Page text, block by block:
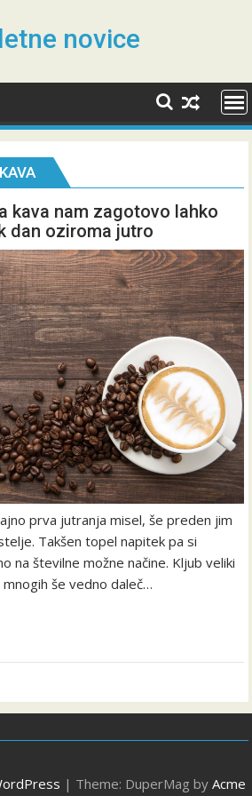
novice
kava nam zagotovo lahko
dan oziroma jutro
prva jutranja misel, še preden jim
Takšen topel napitek pa si
na številne možne načine. Kljub veliki
še vedno daleč…
| Theme: DuperMag by Acme